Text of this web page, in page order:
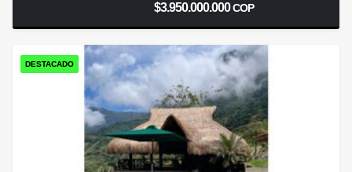
$3.950.000.000COP
DESTACADO